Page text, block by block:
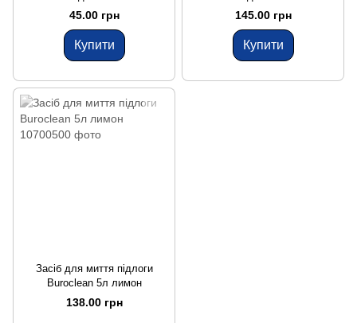
поверхонь Buroclean 1л
45.00 грн
Купити
поверхонь Buroclean 5л
145.00 грн
Купити
Засіб для миття підлоги
Buroclean 5л лимон
138.00 грн